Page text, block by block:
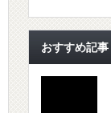
おすすめ記事